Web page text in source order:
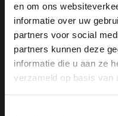
en om ons
informatie over uw
partners voor social
partners kunnen deze
informatie die u aan ze
verzameld op basis van
Delen
Ja, ik wil
Ontvang direct 5%
profiteer
abonneren op